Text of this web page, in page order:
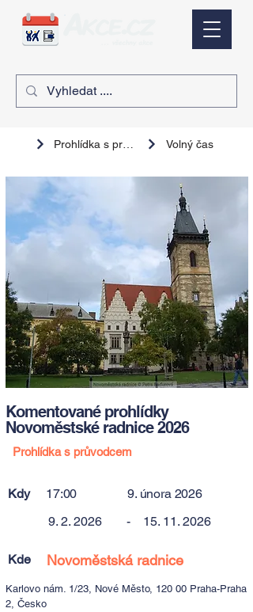
Volný čas
Komentované prohlídky
Novoměstské radnice 2026
Prohlídka s průvodcem
Kdy 17:00
9. února 2026
9. 2. 2026
- 15. 11. 2026
Kde Novoměstská radnice
Karlovo nám. 1/23, Nové Město, 120 00 Praha-Praha
2, Česko